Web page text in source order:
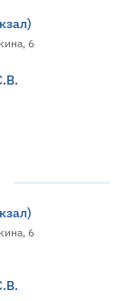
6
6